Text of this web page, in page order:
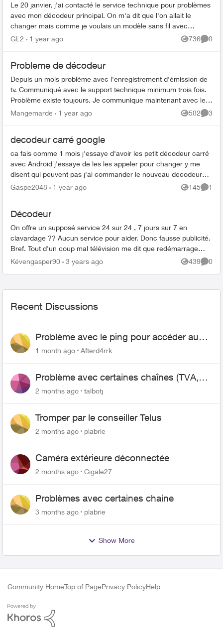
Le 20 janvier, j'ai contacté le service technique pour problèmes
avec mon décodeur principal. On m'a dit que l'on allait le
changer mais comme je voulais un modèle sans fil avec
stockage sur le cloud...
GL2 1 year ago 736
Views
8
Probleme de décodeur
Depuis un mois problème avec l'enregistrement d'émission de
tv. Communiqué avec le support technique minimum trois fois.
Problème existe toujours. Je communique maintenant avec le
service clientèle p...
Mangemarde 1 year ago 582
Views
3
decodeur carré google
ca fais comme 1 mois j'essaye d'avoir les petit décodeur carré
avec Android j'essaye de les les appeler pour changer y me
disent qui peuvent pas j'ai commander le nouveau decodeur
mini telus qui est ...
Gaspe2048 1 year ago 145
Views
1
Décodeur
On offre un supposé service 24 sur 24 , 7 jours sur 7 en
clavardage ?? Aucun service pour aider. Donc fausse publicité.
Bref. Tout d'un coup mal télévision me dit que redémarrage
étais nécessaire. Tou...
Kévengasper90 3 years ago 439
Views
0
Recent Discussions
Problème avec le ping pour accéder au
serveurs de Riot Games (League of
1 month ago Afterd4rrk
Problème avec certaines chaînes (TVA,
Témoin, CTV, entre autres)
2 months ago talbotj
Tromper par le conseiller Telus
2 months ago plabrie
Caméra extérieure déconnectée
2 months ago Cigale27
Problèmes avec certaines chaine
3 months ago plabrie
Show More
Community HomeTop of PagePrivacy PolicyHelp